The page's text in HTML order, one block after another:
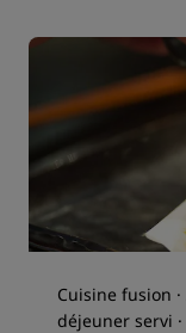
Cuisine fusion
déjeuner servi